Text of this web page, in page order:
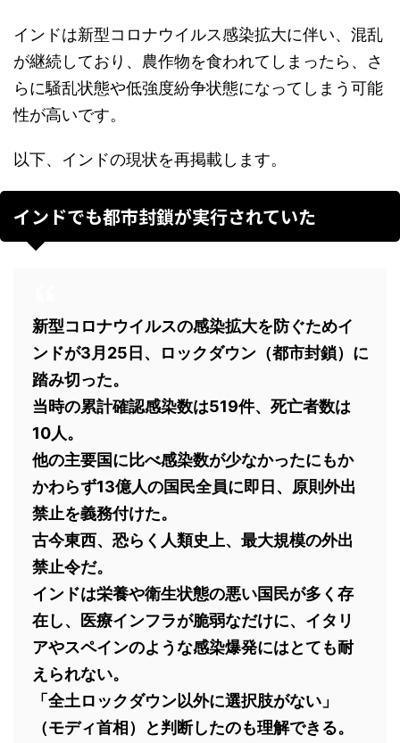
インドは新型コロナウイルス感染拡大に伴い、混乱
が継続しており、農作物を食われてしまったら、さ
らに騒乱状態や低強度紛争状態になってしまう可能
性が高いです。
以下、インドの現状を再掲載します。
インドでも都市封鎖が実行されていた
新型コロナウイルスの感染拡大を防ぐためイ
ンドが3月25日、ロックダウン（都市封鎖）に
踏み切った。
当時の累計確認感染数は519件、死亡者数は
10人。
他の主要国に比べ感染数が少なかったにもか
かわらず13億人の国民全員に即日、原則外出
禁止を義務付けた。
古今東西、恐らく人類史上、最大規模の外出
禁止令だ。
インドは栄養や衛生状態の悪い国民が多く存
在し、医療インフラが脆弱なだけに、イタリ
アやスペインのような感染爆発にはとても耐
えられない。
「全土ロックダウン以外に選択肢がない」
（モディ首相）と判断したのも理解できる。